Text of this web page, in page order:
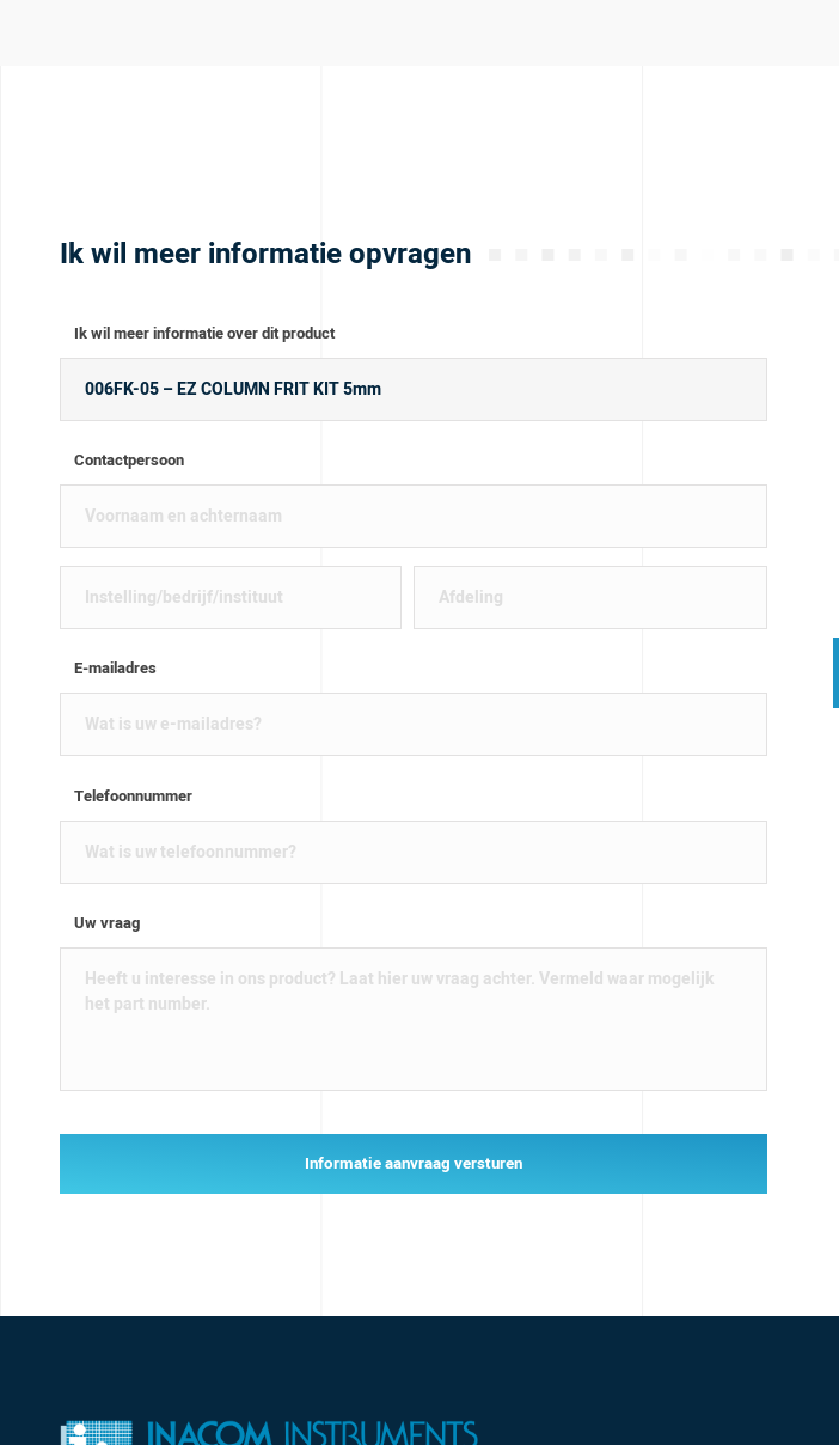
Ik wil meer informatie opvragen
Ik wil meer informatie over dit product
Contactpersoon
E-mailadres
Telefoonnummer
Uw vraag
Informatie aanvraag versturen